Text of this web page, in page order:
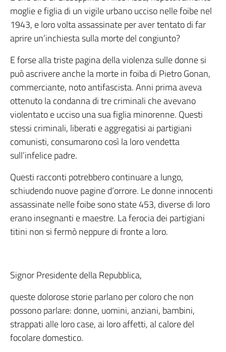
moglie e figlia di un vigile urbano ucciso nelle foibe nel
1943, e loro volta assassinate per aver tentato di far
aprire un’inchiesta sulla morte del congiunto?
E forse alla triste pagina della violenza sulle donne si
può ascrivere anche la morte in foiba di Pietro Gonan,
commerciante, noto antifascista. Anni prima aveva
ottenuto la condanna di tre criminali che avevano
violentato e ucciso una sua figlia minorenne. Questi
stessi criminali, liberati e aggregatisi ai partigiani
comunisti, consumarono così la loro vendetta
sull’infelice padre.
Questi racconti potrebbero continuare a lungo,
schiudendo nuove pagine d’orrore. Le donne innocenti
assassinate nelle foibe sono state 453, diverse di loro
erano insegnanti e maestre. La ferocia dei partigiani
titini non si fermò neppure di fronte a loro.
Signor Presidente della Repubblica,
queste dolorose storie parlano per coloro che non
possono parlare: donne, uomini, anziani, bambini,
strappati alle loro case, ai loro affetti, al calore del
focolare domestico.